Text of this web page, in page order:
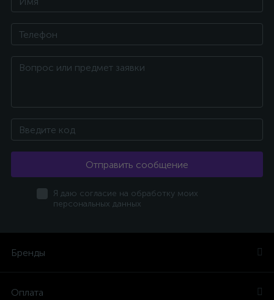
Отправить сообщение
Я даю согласие на обработку моих
персональных данных
Бренды
Оплата